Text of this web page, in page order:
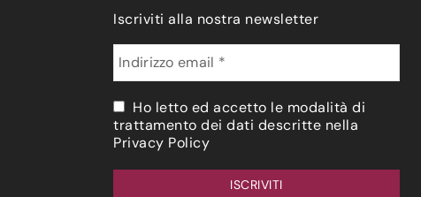
Iscriviti alla nostra newsletter
Ho letto ed accetto le modalità di
trattamento dei dati descritte nella
Privacy Policy